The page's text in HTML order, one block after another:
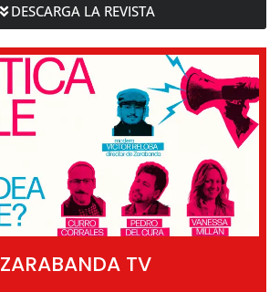
DESCARGA LA REVISTA
ZARABANDA TV